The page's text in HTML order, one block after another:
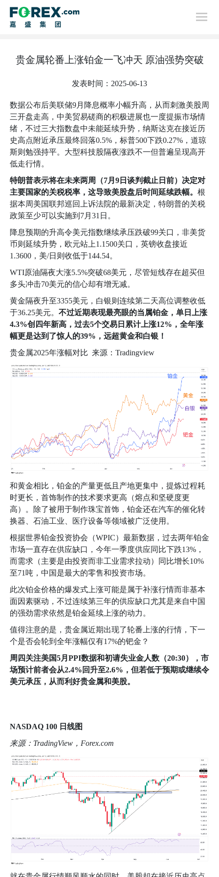
行情分析
贵金属轮番上涨铂金一飞冲天 原油强势突破
发表时间：2025-06-13
数据公布后美联储9月降息概率小幅升高，从而刺激美股周
三开盘走高，中美贸易磋商的积极进展也一度提振市场情
绪，不过三大指数盘中未能延续升势，纳斯达克在接近历
史高点附近承压最终回落0.5% ，标普500下跌0.27% ，道琼
斯则勉强持平。大型科技股隔夜涨跌不一但普遍呈现高开
低走行情。
特朗普表示将在未来两周（7月 9 日谈判截止日前）决定对
主要国家的关税税率，这导致美股盘后时间延续跌幅。 根
据本周美国联邦巡回上诉法院的最新决定，特朗普的关税
政策至少可以实施到 7月 31 日。
降息预期的升高令美元指数继续承压跌破99关口，非美货
币则延续升势，欧元站上1.1500关口，英镑收盘接近
1.3600 ，美/日则收低于144.54。
WTI原油隔夜大涨5.5%突破68美元，尽管短线存在超买但
多头冲击70美元的信心却有增无减。
黄金隔夜升至3355美元，白银则连续第二天高位调整收低
于36.25美元。 不过近期表现最亮眼的当属铂金，单日上涨
4.3%创四年新高，过去5个交易日累计上涨12% ，全年涨
幅更是达到了惊人的39% ，远超黄金和白银！
贵金属2025年涨幅对比 来源： Tradingview
和黄金相比，铂金的产量更低且产地更集中，提炼过程耗
时更长，首饰制作的技术要求更高（熔点和坚硬度更
高）。除了被用于制作珠宝首饰，铂金还在汽车的催化转
换器、石油工业、医疗设备等领域被广泛使用。
根据世界铂金投资协会（WPIC）最新数据，过去两年铂金
市场一直存在供应缺口，今年一季度供应同比下跌13% ，
而需求（主要是由投资而非工业需求拉动）同比增长10%
至71 吨，中国是最大的零售和投资市场。
此次铂金价格的爆发式上涨可能是属于补涨行情而非基本
面因素驱动，不过连续第三年的供应缺口尤其是来自中国
的强劲需求依然是铂金延续上涨的动力。
值得注意的是，贵金属近期出现了轮番上涨的行情，下一
个是否会轮到全年涨幅仅有17%的钯金？
周四关注美国5月 PPI数据和初请失业金人数（20:30），市
场预计前者会从2.4% 回升至2.6% ，但若低于预期或继续令
美元承压，从而利好贵金属和美股。
NASDAQ 100 日线图
来源： TradingView ， Forex.com